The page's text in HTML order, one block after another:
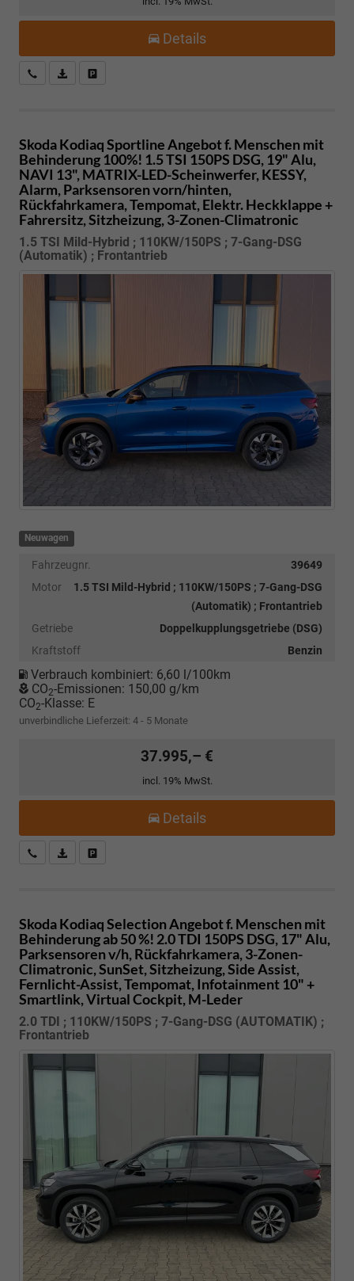
Details
Kostenloser Rückruf-Service
PDF-Datei, Fahrzeugexposé drucken
Skoda KodiaqSportline Angebot f. Menschen mit
Behinderung 100%! 1.5 TSI 150PS DSG, 19" Alu,
NAVI 13", MATRIX-LED-Scheinwerfer, KESSY,
Alarm, Parksensoren vorn/hinten,
Rückfahrkamera, Tempomat, Elektr. Heckklappe +
Fahrersitz, Sitzheizung, 3-Zonen-Climatronic
1.5 TSI Mild-Hybrid ; 110KW/150PS ; 7-Gang-DSG
(Automatik) ; Frontantrieb
Neuwagen
Fahrzeugnr.
39649
Motor
1.5 TSI Mild-Hybrid ; 110KW/150PS ; 7-Gang-DSG
(Automatik) ; Frontantrieb
Getriebe
Doppelkupplungsgetriebe (DSG)
Kraftstoff
Benzin
Verbrauch kombiniert: 6,60 l/100km
CO2-Emissionen: 150,00 g/km
CO2-Klasse: E
unverbindliche Lieferzeit: 4 - 5 Monate
37.995,– €
incl. 19% MwSt.
Details
Kostenloser Rückruf-Service
PDF-Datei, Fahrzeugexposé drucken
Skoda KodiaqSelection Angebot f. Menschen mit
Behinderung ab 50 %! 2.0 TDI 150PS DSG, 17" Alu,
Parksensoren v/h, Rückfahrkamera, 3-Zonen-
Climatronic, SunSet, Sitzheizung, Side Assist,
Fernlicht-Assist, Tempomat, Infotainment 10" +
Smartlink, Virtual Cockpit, M-Leder
2.0 TDI ; 110KW/150PS ; 7-Gang-DSG (AUTOMATIK) ;
Frontantrieb